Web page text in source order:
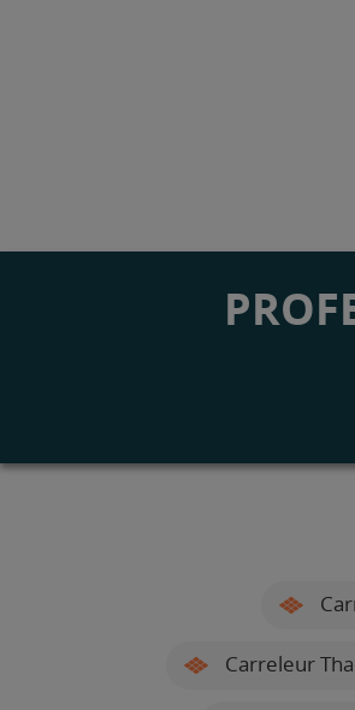
Carreleur